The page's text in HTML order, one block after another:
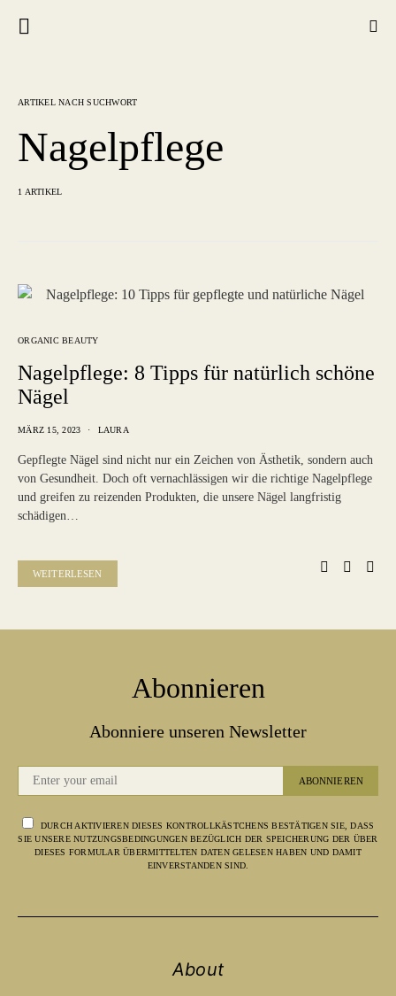
ARTIKEL NACH SUCHWORT
Nagelpflege
1 ARTIKEL
ORGANIC BEAUTY
Nagelpflege: 8 Tipps für natürlich schöne
Nägel
MÄRZ 15, 2023 LAURA
Gepflegte Nägel sind nicht nur ein Zeichen von Ästhetik, sondern auch
von Gesundheit. Doch oft vernachlässigen wir die richtige Nagelpflege
und greifen zu reizenden Produkten, die unsere Nägel langfristig
schädigen…
WEITERLESEN
Abonnieren
Abonniere unseren Newsletter
ABONNIEREN
DURCH AKTIVIEREN DIESES KONTROLLKÄSTCHENS BESTÄTIGEN SIE, DASS
SIE UNSERE NUTZUNGSBEDINGUNGEN BEZÜGLICH DER SPEICHERUNG DER ÜBER
DIESES FORMULAR ÜBERMITTELTEN DATEN GELESEN HABEN UND DAMIT
EINVERSTANDEN SIND.
About